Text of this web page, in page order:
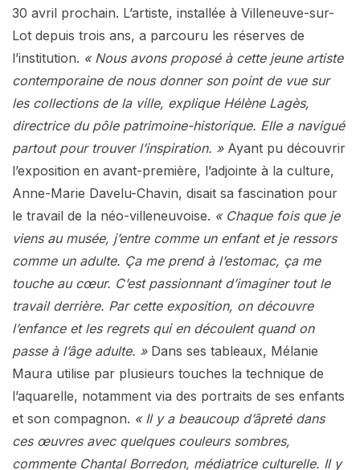
30 avril prochain. L’artiste, installée à Villeneuve-sur-
Lot depuis trois ans, a parcouru les réserves de
l’institution. « Nous avons proposé à cette jeune artiste
contemporaine de nous donner son point de vue sur
les collections de la ville, explique Hélène Lagès,
directrice du pôle patrimoine-historique. Elle a navigué
partout pour trouver l’inspiration. » Ayant pu découvrir
l’exposition en avant-première, l’adjointe à la culture,
Anne-Marie Davelu-Chavin, disait sa fascination pour
le travail de la néo-villeneuvoise. « Chaque fois que je
viens au musée, j’entre comme un enfant et je ressors
comme un adulte. Ça me prend à l’estomac, ça me
touche au cœur. C’est passionnant d’imaginer tout le
travail derrière. Par cette exposition, on découvre
l’enfance et les regrets qui en découlent quand on
passe à l’âge adulte. » Dans ses tableaux, Mélanie
Maura utilise par plusieurs touches la technique de
l’aquarelle, notamment via des portraits de ses enfants
et son compagnon. « Il y a beaucoup d’âpreté dans
ces œuvres avec quelques couleurs sombres,
commente Chantal Borredon, médiatrice culturelle. Il y